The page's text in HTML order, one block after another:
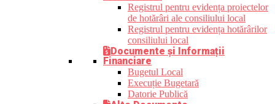
Registrul pentru evidența proiectelor
de hotărâri ale consiliului local
Registrul pentru evidența hotărârilor
consiliului local
Documente și Informații
Financiare
Bugetul Local
Execuție Bugetară
Datorie Publică